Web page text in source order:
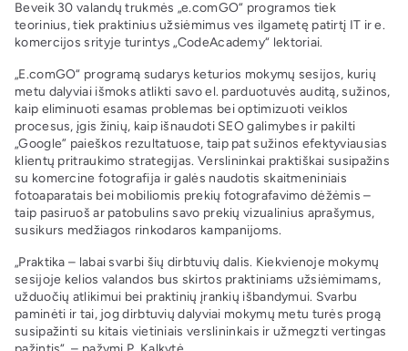
Beveik 30 valandų trukmės „e.comGO“ programos tiek
teorinius, tiek praktinius užsiėmimus ves ilgametę patirtį IT ir e.
komercijos srityje turintys „CodeAcademy“ lektoriai.
„E.comGO“ programą sudarys keturios mokymų sesijos, kurių
metu dalyviai išmoks atlikti savo el. parduotuvės auditą, sužinos,
kaip eliminuoti esamas problemas bei optimizuoti veiklos
procesus, įgis žinių, kaip išnaudoti SEO galimybes ir pakilti
„Google” paieškos rezultatuose, taip pat sužinos efektyviausias
klientų pritraukimo strategijas. Verslininkai praktiškai susipažins
su komercine fotografija ir galės naudotis skaitmeniniais
fotoaparatais bei mobiliomis prekių fotografavimo dėžėmis –
taip pasiruoš ar patobulins savo prekių vizualinius aprašymus,
susikurs medžiagos rinkodaros kampanijoms.
„Praktika – labai svarbi šių dirbtuvių dalis. Kiekvienoje mokymų
sesijoje kelios valandos bus skirtos praktiniams užsiėmimams,
užduočių atlikimui bei praktinių įrankių išbandymui. Svarbu
paminėti ir tai, jog dirbtuvių dalyviai mokymų metu turės progą
susipažinti su kitais vietiniais verslininkais ir užmegzti vertingas